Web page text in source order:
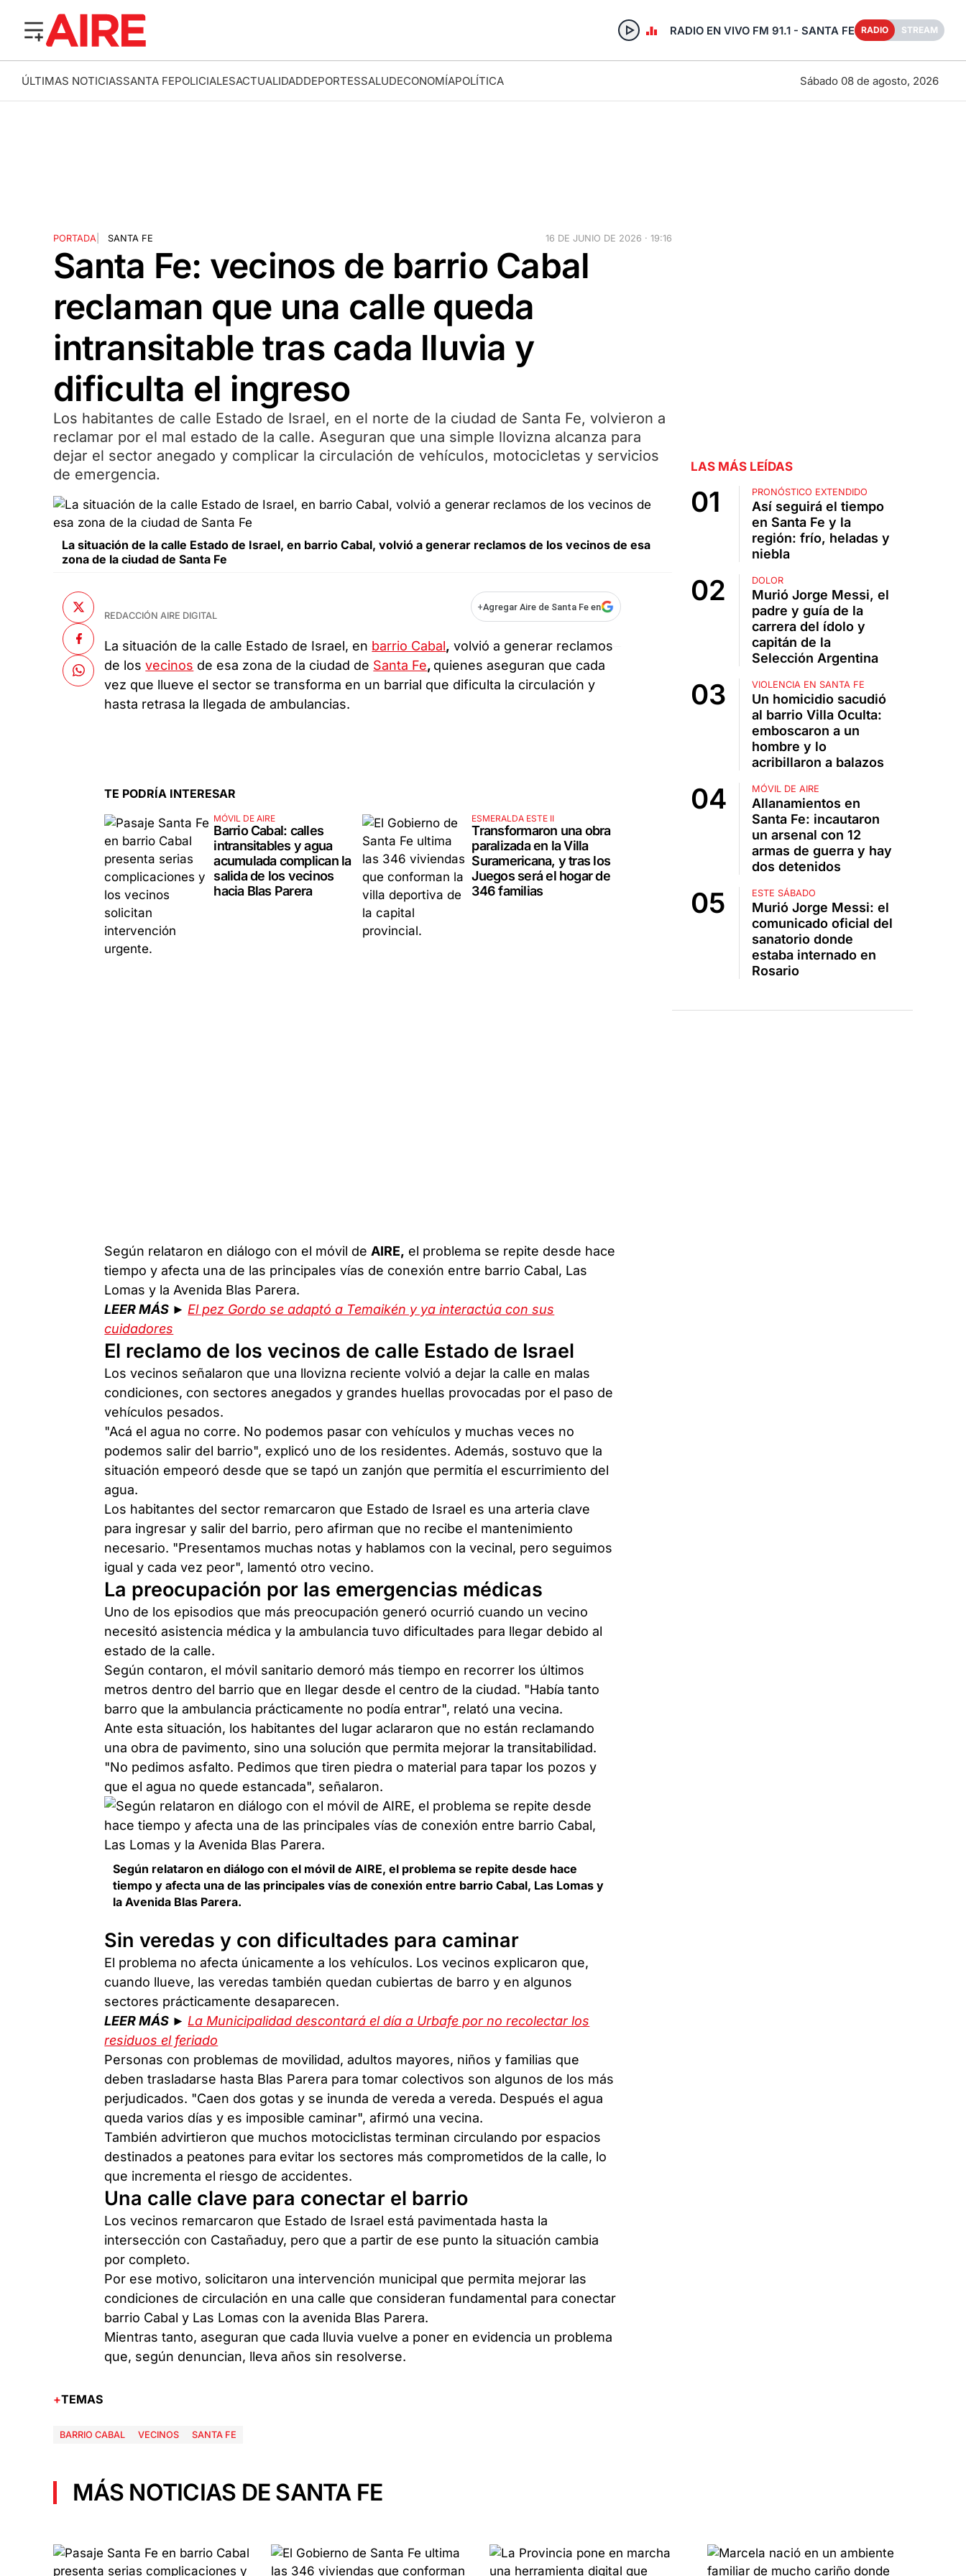
RADIO EN VIVO FM 91.1 - SANTA FE RADIO STREAM
ÚLTIMAS NOTICIASSANTA FEPOLICIALESACTUALIDADDEPORTESSALUDECONOMÍAPOLÍTICA Sábado 08 de agosto, 2026
PORTADA| SANTA FE 16 DE JUNIO DE 2026 · 19:16
Santa Fe: vecinos de barrio Cabal
reclaman que una calle queda
intransitable tras cada lluvia y
dificulta el ingreso
Los habitantes de calle Estado de Israel, en el norte de la ciudad de Santa Fe, volvieron a
reclamar por el mal estado de la calle. Aseguran que una simple llovizna alcanza para
dejar el sector anegado y complicar la circulación de vehículos, motocicletas y servicios
de emergencia.
La situación de la calle Estado de Israel, en barrio Cabal, volvió a generar reclamos de los vecinos de esa
zona de la ciudad de Santa Fe
REDACCIÓN AIRE DIGITAL
+Agregar Aire de Santa Fe en
La situación de la calle Estado de Israel, en barrio Cabal, volvió a generar reclamos
de losvecinos de esa zona de la ciudad de Santa Fe, quienes aseguran que cada
vez que llueve el sector se transforma en un barrial que dificulta la circulación y
hasta retrasa la llegada de ambulancias.
TE PODRÍA INTERESAR
MÓVIL DE AIRE
Barrio Cabal: calles
intransitables y agua
acumulada complican la
salida de los vecinos
hacia Blas Parera
ESMERALDA ESTE II
Transformaron una obra
paralizada en la Villa
Suramericana, y tras los
Juegos será el hogar de
346 familias
Según relataron en diálogo con el móvil de AIRE, el problema se repite desde hace
tiempo y afecta una de las principales vías de conexión entre barrio Cabal, Las
Lomas y la Avenida Blas Parera.
LEER MÁS ► El pez Gordo se adaptó a Temaikén y ya interactúa con sus
cuidadores
El reclamo de los vecinos de calle Estado de Israel
Los vecinos señalaron que una llovizna reciente volvió a dejar la calle en malas
condiciones, con sectores anegados y grandes huellas provocadas por el paso de
vehículos pesados.
"Acá el agua no corre. No podemos pasar con vehículos y muchas veces no
podemos salir del barrio", explicó uno de los residentes. Además, sostuvo que la
situación empeoró desde que se tapó un zanjón que permitía el escurrimiento del
agua.
Los habitantes del sector remarcaron que Estado de Israel es una arteria clave
para ingresar y salir del barrio, pero afirman que no recibe el mantenimiento
necesario. "Presentamos muchas notas y hablamos con la vecinal, pero seguimos
igual y cada vez peor", lamentó otro vecino.
La preocupación por las emergencias médicas
Uno de los episodios que más preocupación generó ocurrió cuando un vecino
necesitó asistencia médica y la ambulancia tuvo dificultades para llegar debido al
estado de la calle.
Según contaron, el móvil sanitario demoró más tiempo en recorrer los últimos
metros dentro del barrio que en llegar desde el centro de la ciudad. "Había tanto
barro que la ambulancia prácticamente no podía entrar", relató una vecina.
Ante esta situación, los habitantes del lugar aclararon que no están reclamando
una obra de pavimento, sino una solución que permita mejorar la transitabilidad.
"No pedimos asfalto. Pedimos que tiren piedra o material para tapar los pozos y
que el agua no quede estancada", señalaron.
Según relataron en diálogo con el móvil de AIRE, el problema se repite desde hace
tiempo y afecta una de las principales vías de conexión entre barrio Cabal, Las Lomas y
la Avenida Blas Parera.
Sin veredas y con dificultades para caminar
El problema no afecta únicamente a los vehículos. Los vecinos explicaron que,
cuando llueve, las veredas también quedan cubiertas de barro y en algunos
sectores prácticamente desaparecen.
LEER MÁS ► La Municipalidad descontará el día a Urbafe por no recolectar los
residuos el feriado
Personas con problemas de movilidad, adultos mayores, niños y familias que
deben trasladarse hasta Blas Parera para tomar colectivos son algunos de los más
perjudicados. "Caen dos gotas y se inunda de vereda a vereda. Después el agua
queda varios días y es imposible caminar", afirmó una vecina.
También advirtieron que muchos motociclistas terminan circulando por espacios
destinados a peatones para evitar los sectores más comprometidos de la calle, lo
que incrementa el riesgo de accidentes.
Una calle clave para conectar el barrio
Los vecinos remarcaron que Estado de Israel está pavimentada hasta la
intersección con Castañaduy, pero que a partir de ese punto la situación cambia
por completo.
Por ese motivo, solicitaron una intervención municipal que permita mejorar las
condiciones de circulación en una calle que consideran fundamental para conectar
barrio Cabal y Las Lomas con la avenida Blas Parera.
Mientras tanto, aseguran que cada lluvia vuelve a poner en evidencia un problema
que, según denuncian, lleva años sin resolverse.
LAS MÁS LEÍDAS
PRONÓSTICO EXTENDIDO
Así seguirá el tiempo
en Santa Fe y la
región: frío, heladas y
niebla
DOLOR
Murió Jorge Messi, el
padre y guía de la
carrera del ídolo y
capitán de la
Selección Argentina
VIOLENCIA EN SANTA FE
Un homicidio sacudió
al barrio Villa Oculta:
emboscaron a un
hombre y lo
acribillaron a balazos
MÓVIL DE AIRE
Allanamientos en
Santa Fe: incautaron
un arsenal con 12
armas de guerra y hay
dos detenidos
ESTE SÁBADO
Murió Jorge Messi: el
comunicado oficial del
sanatorio donde
estaba internado en
Rosario
TEMAS
BARRIO CABAL VECINOS SANTA FE
MÁS NOTICIAS DE SANTA FE